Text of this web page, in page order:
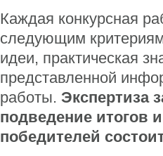
Каждая конкурсная
следующим
идеи, практическая
представленной
работы. Экспертиза
подведение итогов
победителей